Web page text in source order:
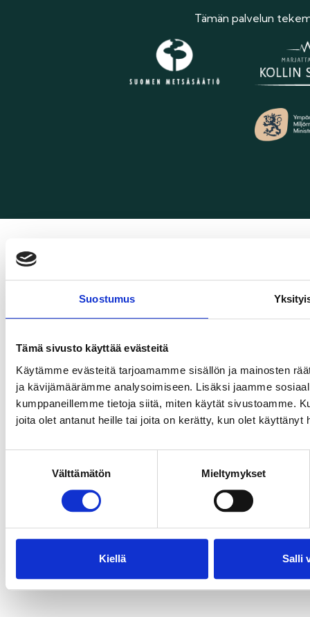
Suostumus
Tämä sivusto käyttää evästeitä
Käytämme evästeitä tarjoamamme sisällön ja mainosten
ja kävijämäärämme analysoimiseen. Lisäksi jaamme
kumppaneillemme tietoja siitä, miten käytät sivustoamme.
joita olet antanut heille tai joita on kerätty, kun olet käyttänyt
Välttämätön Mieltymykset
Kiellä Salli
Tämän palvelun